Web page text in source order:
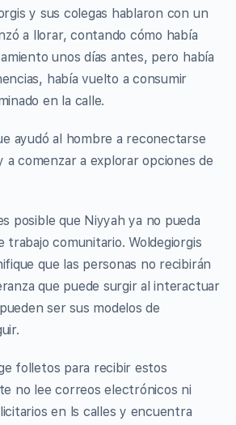
y sus colegas hablaron con un
a llorar, contando cómo había
unos días antes, pero había
había vuelto a consumir
en la calle.
ayudó al hombre a reconectarse
a comenzar a explorar opciones de
posible que Niyyah ya no pueda
trabajo comunitario. Woldegiorgis
que las personas no recibirán
que puede surgir al interactuar
ser sus modelos de
folletos para recibir estos
no lee correos electrónicos ni
en ls calles y encuentra